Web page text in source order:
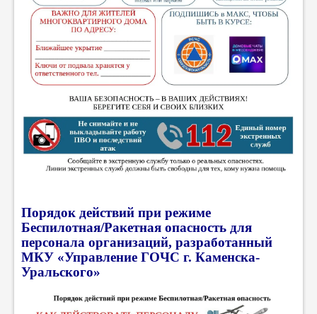
Порядок действий при режиме
Беспилотная/Ракетная опасность для
персонала организаций, разработанный
МКУ «Управление ГОЧС г. Каменска-
Уральского»